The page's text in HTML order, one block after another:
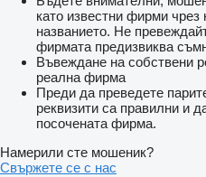
като известни фирми
названието. Не
фирмата предизвиква
Въвеждане на собствени
реална фирма
Преди да преведете
реквизити са правилни и
посочената фирма.
Намерили сте мошеник?
Свържете се с нас